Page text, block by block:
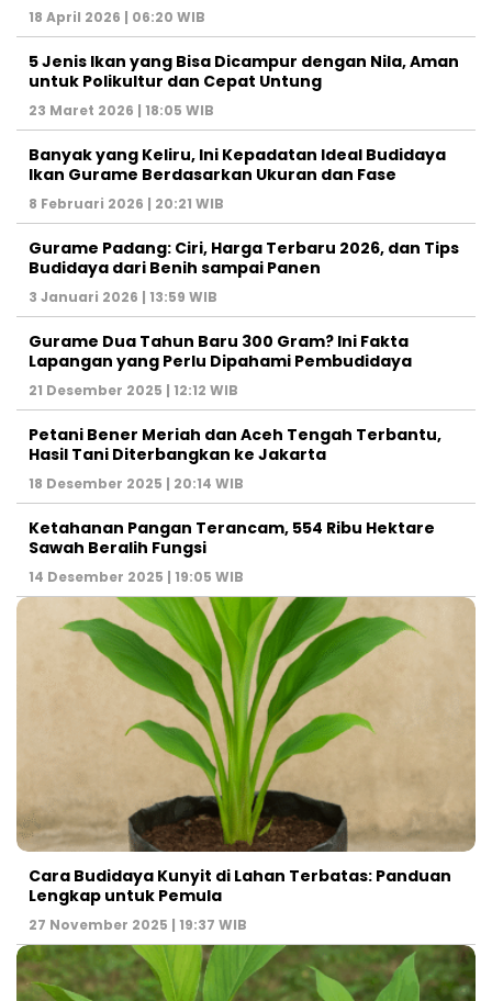
18 April 2026 | 06:20 WIB
5 Jenis Ikan yang Bisa Dicampur dengan Nila, Aman
untuk Polikultur dan Cepat Untung
23 Maret 2026 | 18:05 WIB
Banyak yang Keliru, Ini Kepadatan Ideal Budidaya
Ikan Gurame Berdasarkan Ukuran dan Fase
8 Februari 2026 | 20:21 WIB
Gurame Padang: Ciri, Harga Terbaru 2026, dan Tips
Budidaya dari Benih sampai Panen
3 Januari 2026 | 13:59 WIB
Gurame Dua Tahun Baru 300 Gram? Ini Fakta
Lapangan yang Perlu Dipahami Pembudidaya
21 Desember 2025 | 12:12 WIB
Petani Bener Meriah dan Aceh Tengah Terbantu,
Hasil Tani Diterbangkan ke Jakarta
18 Desember 2025 | 20:14 WIB
Ketahanan Pangan Terancam, 554 Ribu Hektare
Sawah Beralih Fungsi
14 Desember 2025 | 19:05 WIB
Cara Budidaya Kunyit di Lahan Terbatas: Panduan
Lengkap untuk Pemula
27 November 2025 | 19:37 WIB